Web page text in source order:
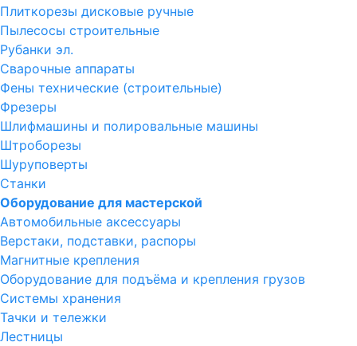
Плиткорезы дисковые ручные
Пылесосы строительные
Рубанки эл.
Сварочные аппараты
Фены технические (строительные)
Фрезеры
Шлифмашины и полировальные машины
Штроборезы
Шуруповерты
Станки
Оборудование для мастерской
Автомобильные аксессуары
Верстаки, подставки, распоры
Магнитные крепления
Оборудование для подъёма и крепления грузов
Системы хранения
Тачки и тележки
Лестницы